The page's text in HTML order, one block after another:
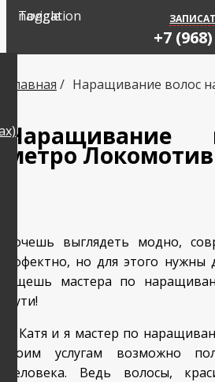
Toggle navigation
+7
Главная / Наращивание волос
Наращивание
метро Локомотив
Хочешь выглядеть модно,
эффектно, но для этого
ищешь мастера по
пути!
Я Катя и я мастер по
моим услугам возможно
человека. Ведь волосы,